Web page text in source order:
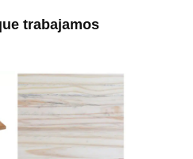
trabajamos